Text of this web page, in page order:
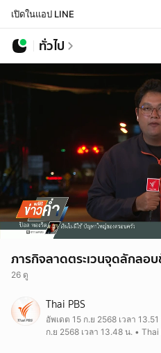
เปิดในแอป LINE
ทั่วไป
ภารกิจลาดตระเวนจุดลักลอ
26 ดู
คลองน้ำใส อ.อรัญประเทศ จ.สระแก้ว
แดนของบุคคลผ่านช่องทางธรรมชาติ
ส่งไปยังตึกคอลเซนเตอร์ กาสิโน ในฝั่งป
Thai PBS
อัพเดต 15 ก.ย 2568 เวลา
ก.ย 2568 เวลา 13.48 น. • Thai